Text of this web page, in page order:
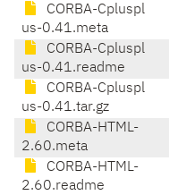
CORBA-Cpluspl
us-0.41.meta
CORBA-Cpluspl
us-0.41.readme
CORBA-Cpluspl
us-0.41.tar.gz
CORBA-HTML-
2.60.meta
CORBA-HTML-
2.60.readme